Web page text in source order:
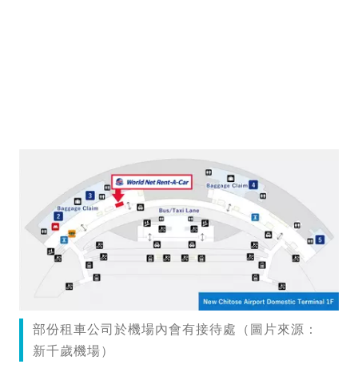
部份租車公司於機場內會有接待處（圖片來源：
新千歲機場）